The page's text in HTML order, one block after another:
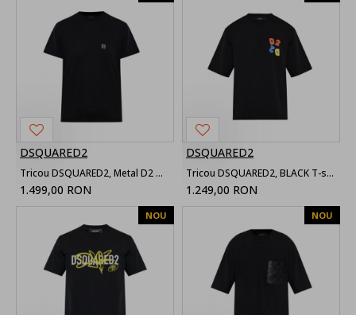
DSQUARED2
Tricou DSQUARED2, Metal D2 Upside Down Regular Fit T-Shirt
1.499,00 RON
DSQUARED2
Tricou DSQUARED2, BLACK T-shirt with printed logo
1.249,00 RON
NOU NOU